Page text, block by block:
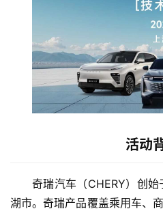
活动
奇瑞汽车（CHERY）创
湖市。奇瑞产品覆盖乘用车、